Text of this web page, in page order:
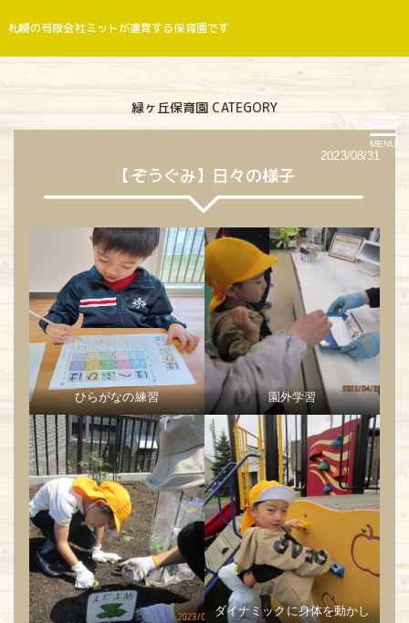
札幌の有限会社ミットが運営する保育園です
MENU
緑ヶ丘保育園 CATEGORY
2023/08/31
【ぞうぐみ】日々の様子
ひらがなの練習 園外学習
ダイナミックに身体を動かし